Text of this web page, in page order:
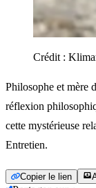
Crédit :
Philosophe et mère
réflexion
cette mystérieuse
Entretien.
Copier le lien